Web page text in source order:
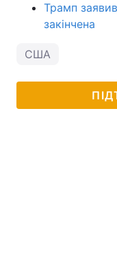
Трамп
закінчена
США